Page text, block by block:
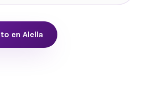
en Alella